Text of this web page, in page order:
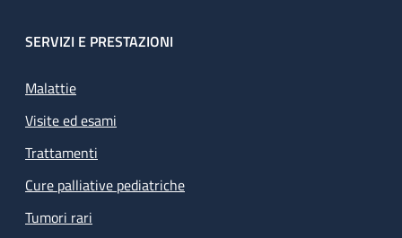
SERVIZI E PRESTAZIONI
Malattie
Visite ed esami
Trattamenti
Cure palliative pediatriche
Tumori rari